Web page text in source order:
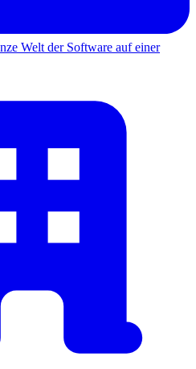
Welt der Software auf einer